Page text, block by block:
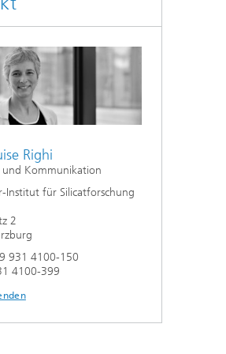
Righi
und Kommunikation
Institut für Silicatforschung
2
931 4100-150
4100-399